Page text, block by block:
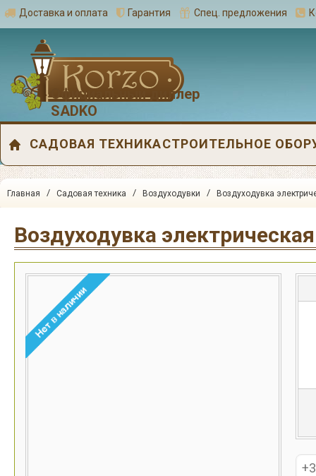
Доставка и оплата Гарантия Спец. предложения
Официальный диллер
SADKO
САДОВАЯ ТЕХНИКАСТРОИТЕЛЬНОЕ
Главная / Садовая техника / Воздуходувки / Воздуходувка
Воздуходувка